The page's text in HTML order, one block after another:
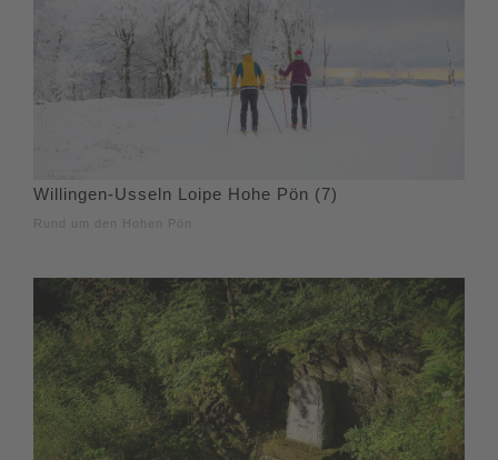
Willingen-Usseln Loipe Hohe Pön (7)
Rund um den Hohen Pön